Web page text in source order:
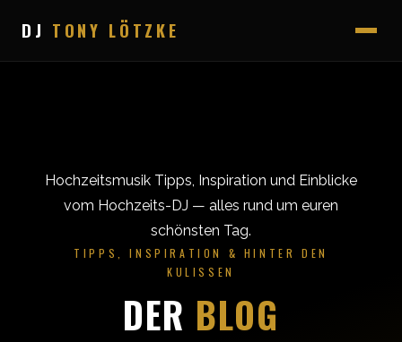
DJ TONY LÖTZKE
Hochzeitsmusik Tipps, Inspiration und Einblicke
vom Hochzeits-DJ — alles rund um euren
schönsten Tag.
TIPPS, INSPIRATION & HINTER DEN
KULISSEN
DER BLOG